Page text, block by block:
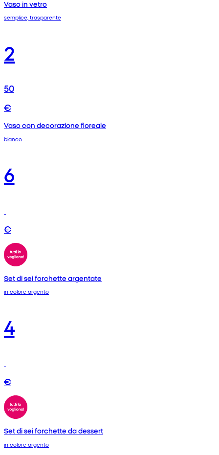
Vaso in vetro
semplice, trasparente
2
50
€
Vaso con decorazione floreale
bianco
6
€
Set di sei forchette argentate
in colore argento
4
€
Set di sei forchette da dessert
in colore argento